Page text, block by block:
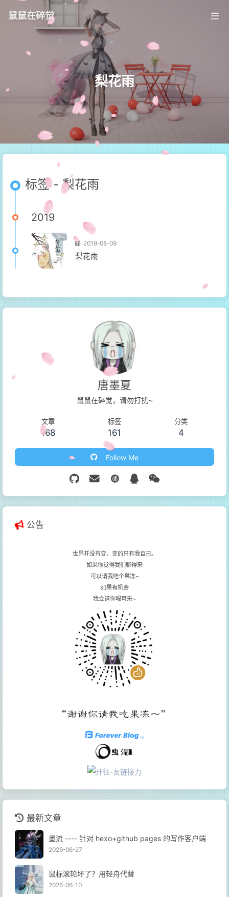
鼠鼠在碎觉
梨花雨
标签 - 梨花雨
2019
2019-08-09
梨花雨
唐墨夏
鼠鼠在碎觉，请勿打扰~
文章
168
标签
161
分类
4
Follow Me
公告
世界并没有变，变的只有我自己。
如果你觉得我们聊得来
可以请我吃个果冻~
如果有机会
我会请你喝可乐~
最新文章
墨流 ---- 针对 hexo+github pages 的写作客户端
2026-06-27
鼠标滚轮坏了？用轻舟代替
2026-06-10